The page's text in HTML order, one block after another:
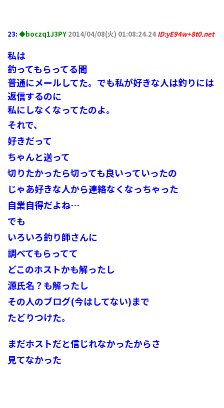
23: ◆boczq1J3PY 2014/04/08(火) 01:08:24.24 ID:yE94w+8t0.net
私は
釣ってもらってる間
普通にメールしてた。でも私が好きな人は釣りには
返信するのに
私にしなくなってたのよ。
それで、
好きだって
ちゃんと送って
切りたかったら切っても良いっていったの
じゃあ好きな人から連絡なくなっちゃった
自業自得だよね…
でも
いろいろ釣り師さんに
調べてもらってて
どこのホストかも解ったし
源氏名？も解ったし
その人のブログ(今はしてない)まで
たどりつけた。
まだホストだと信じれなかったからさ
見てなかった